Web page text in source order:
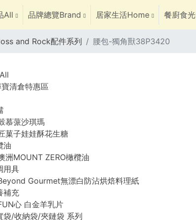
All 品牌總覽Brand 居家生活Home 餐廚食
and Rock配件系列 腰包-獨角獸38P3420
清倉特惠區
慕蒎沙琪瑪
菓子娃娃酥花生糖
油
洲MOUNT ZERO橄欖油
用具
Gourmet無漂白防沾烘焙料理紙
補充
心 白金羊乳片
袋/收納袋/夾鏈袋 系列